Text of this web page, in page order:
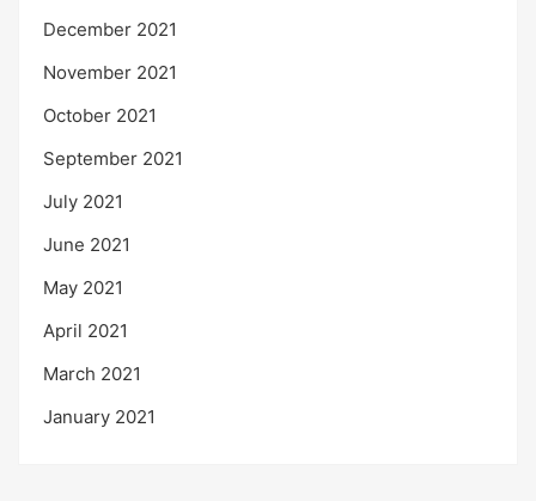
December 2021
November 2021
October 2021
September 2021
July 2021
June 2021
May 2021
April 2021
March 2021
January 2021